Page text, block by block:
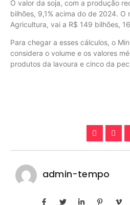
O valor da soja, com a produção
bilhões, 9,1% acima do de 2024. O
Agricultura, vai a R$ 149 bilhões,
Para chegar a esses cálculos, o
considera o volume e os valores
produtos da lavoura e cinco da
admin-tempo